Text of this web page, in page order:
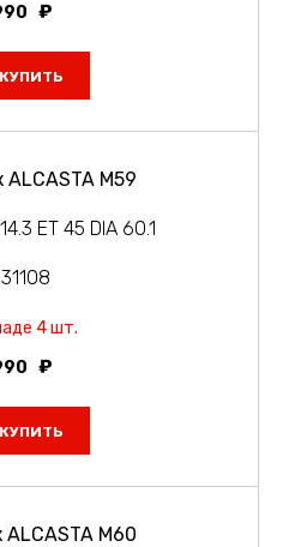
КУПИТЬ
M59
ET 45 DIA 60.1
4 шт.
КУПИТЬ
M60